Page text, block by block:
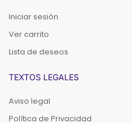
Iniciar sesión
Ver carrito
Lista de deseos
TEXTOS LEGALES
Aviso legal
Política de Privacidad